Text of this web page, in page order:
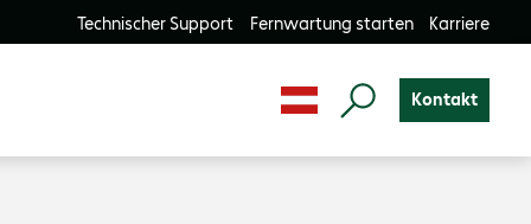
Technischer Support Fernwartung starten Karriere
Kontakt